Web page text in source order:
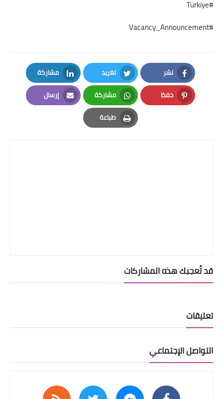
#Türkiye
#Vacancy_Announcement
نشر
Facebook
تغريد
Twitter
مشاركة
LinkedIn
حفظ
Pinterest
مشاركة
Whatsapp
إرسال
Email
طباعة
Print
قد تُعجبك هذه المشاركات
تعليقات
التواصل الإجتماعي